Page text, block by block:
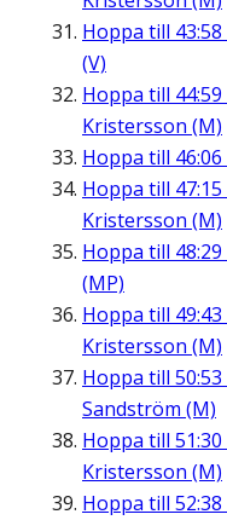
Hoppa till 43:58
(V)
Hoppa till 44:59
Kristersson (M)
Hoppa till 46:06
Hoppa till 47:15
Kristersson (M)
Hoppa till 48:29
(MP)
Hoppa till 49:43
Kristersson (M)
Hoppa till 50:53
Sandström (M)
Hoppa till 51:30
Kristersson (M)
Hoppa till 52:38